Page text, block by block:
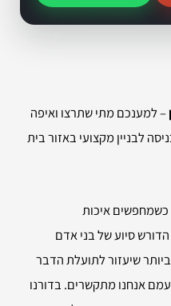
– למענכם מתי שתרצו ואיפה
לבניין מקצועי באזור בית
כשמחפשים איכות
סיוע של בני אדם
שיעזור לתועלת הדבר
אנחנו מתקשרים. בדורנו